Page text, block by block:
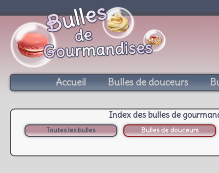
Accueil Bulles de douceurs
Index des bulles de
Toutes les bulles Bulles de douceurs